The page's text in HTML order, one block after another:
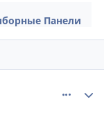
Панели